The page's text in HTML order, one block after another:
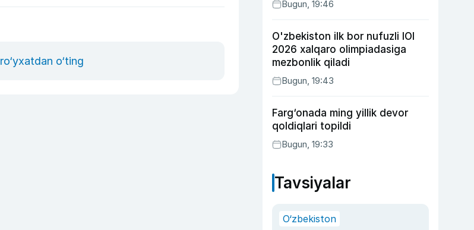
ro‘yxatdan o‘ting
Bugun, 19:46
O'zbekiston ilk bor nufuzli IOI
2026 xalqaro olimpiadasiga
mezbonlik qiladi
Bugun, 19:43
Farg‘onada ming yillik devor
qoldiqlari topildi
Bugun, 19:33
Tavsiyalar
O‘zbekiston